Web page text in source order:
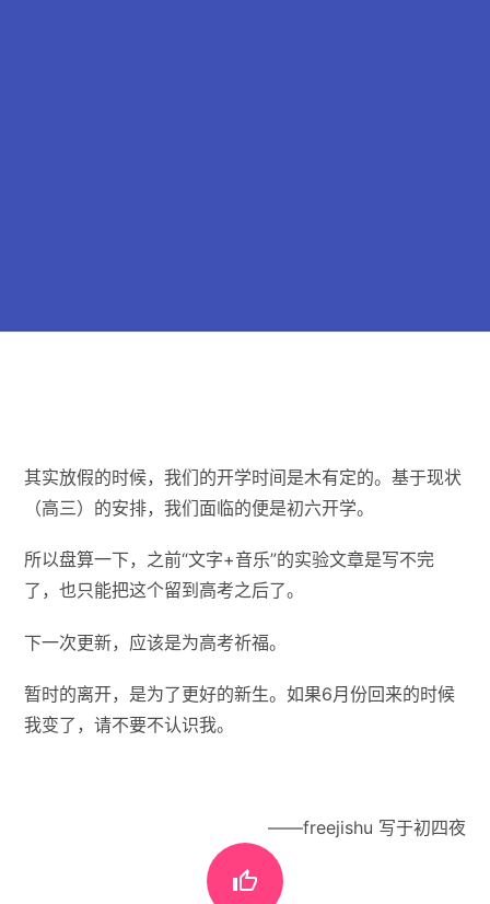
其实放假的时候，我们的开学时间是木有定的。基于现状
（高三）的安排，我们面临的便是初六开学。
所以盘算一下，之前“文字+音乐”的实验文章是写不完
了，也只能把这个留到高考之后了。
下一次更新，应该是为高考祈福。
暂时的离开，是为了更好的新生。如果6月份回来的时候
我变了，请不要不认识我。
——freejishu 写于初四夜
